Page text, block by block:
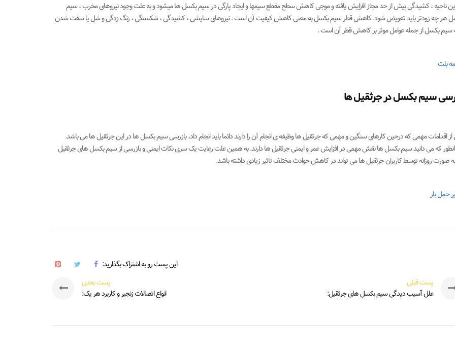
ناحیه ، کشیدگی بیش از حد مجاز افزایش یافته و موجی کاهش سطح مقطع سیمها و ایجاد پارگی در سیم بکسل ها میشود و به علت وجود نیروهای مخرب ، سیم
هر چه زودتر باید تعویض شود. کاهش قطر سیم بکسل به معنی کاهش کیفیت آن است . نیروهای سایشی ، کشیدگی ، شکستگی ، زنگ زدگی و شل یا سفت شدن
سیم بکسل از جمله عوامل موثر بر کاهش قطر آن است .
بلت
سیم بکسل در جرثقیل ها
از اقدامات مهمی که درحین کارهای سنگین و مهمی که جرثقیل ها وظیفه ی انجام آن را دارند دائما باید انجام داد، بازرسی سیم بکسل ها در این جرثقیل ها می باشد.
که می دانید سیم بکسل ها نقش مهمی در افزایش عمر و ایمنی جرثقیل ها دارند. به همین علت رعایت یک سری نکات ایمنی و بازرسی از سیم بکسل های جرثقیل
صورت روزانه توسط کاربران جرثقیل ها می تواند در کاهش حوادث مختلف تاثیر زیادی داشته باشد.
حمل بار
این پست رو به اشتراک بگذارید:
پست قبلی
علل آسیب دیدگی سیم بکسل های جرثقیل:
پست بعدی
انواع اتصالات زنجیر و کاربرد هر یک: